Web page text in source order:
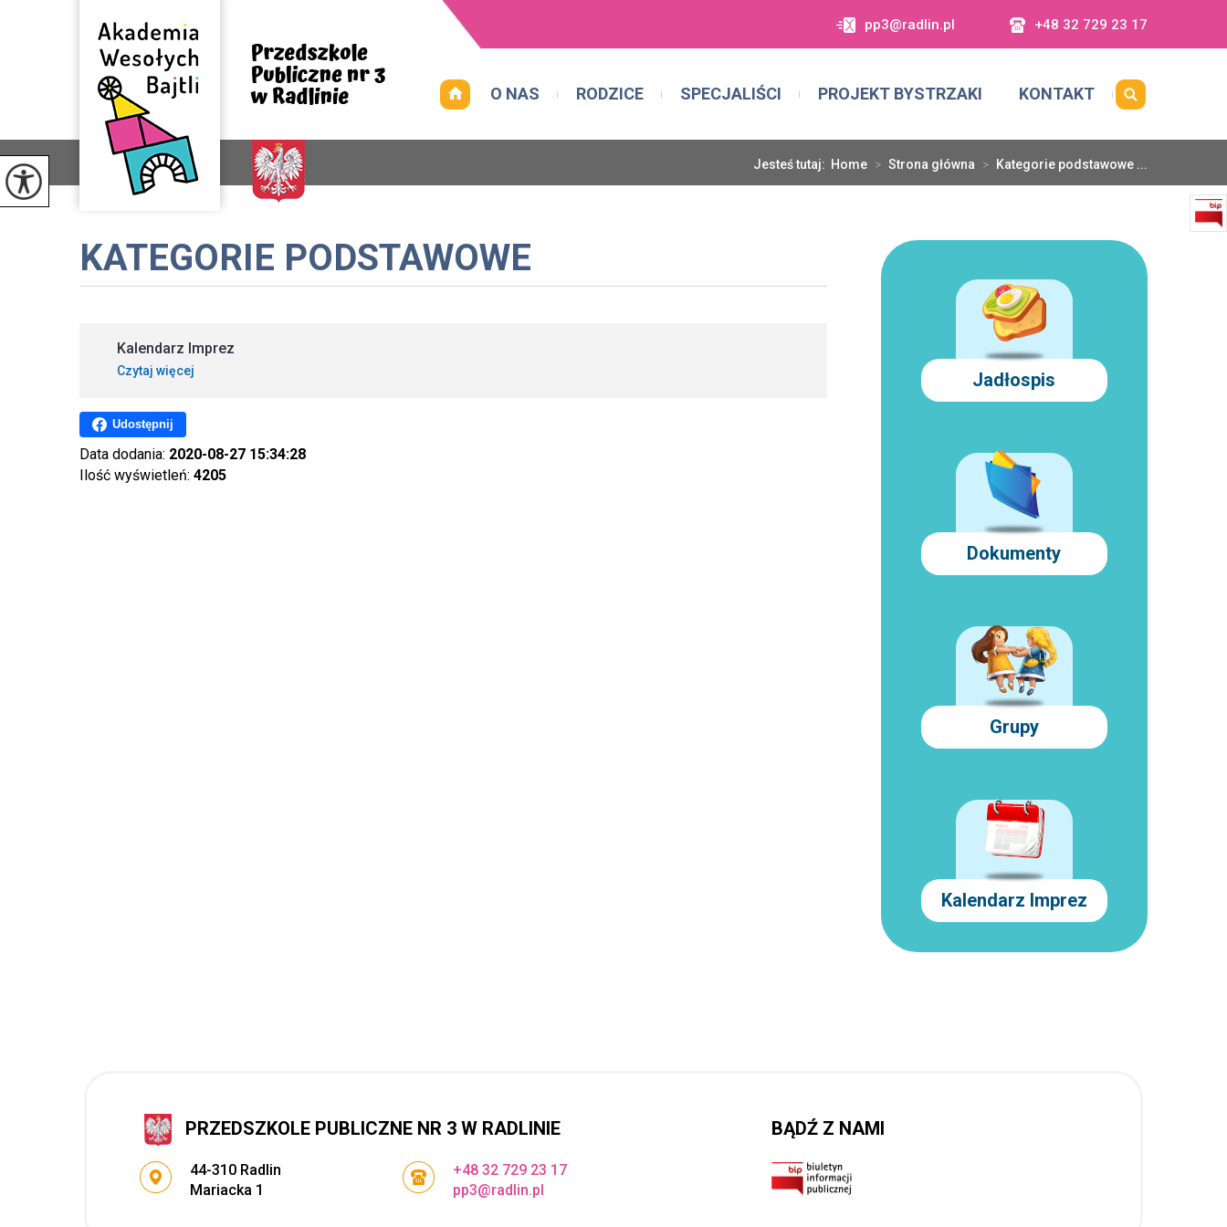
pp3@radlin.pl +48 32 729 23 17
O NAS RODZICE SPECJALIŚCI PROJEKT BYSTRZAKI KONTAKT
Jesteś tutaj: Home > Strona główna > Kategorie podstawowe ...
KATEGORIE PODSTAWOWE
Kalendarz Imprez
Czytaj więcej
Udostępnij
Data dodania: 2020-08-27 15:34:28
Ilość wyświetleń: 4205
Jadłospis
Dokumenty
Grupy
Kalendarz Imprez
PRZEDSZKOLE PUBLICZNE NR 3 W RADLINIE
Adres pocztowy:
44-310 Radlin
Mariacka 1
+48 32 729 23 17
pp3@radlin.pl
BĄDŹ Z NAMI